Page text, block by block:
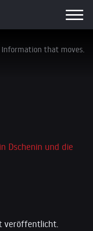
Information that moves.
in Dschenin
veröffentlicht.